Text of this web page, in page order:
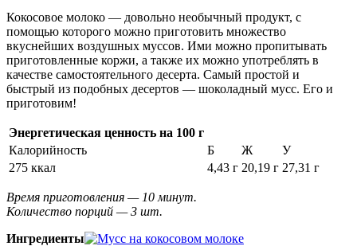
Кокосовое молоко — довольно необычный продукт, с
помощью которого можно приготовить множество
вкуснейших воздушных муссов. Ими можно пропитывать
приготовленные коржи, а также их можно употреблять в
качестве самостоятельного десерта. Самый простой и
быстрый из подобных десертов ― шоколадный мусс. Его и
приготовим!
Энергетическая ценность на 100 г
Калорийность
Б Ж
У
275 ккал
4,43 г 20,19 г 27,31 г
Время приготовления — 10 минут.
Количество порций — 3 шт.
Ингредиенты